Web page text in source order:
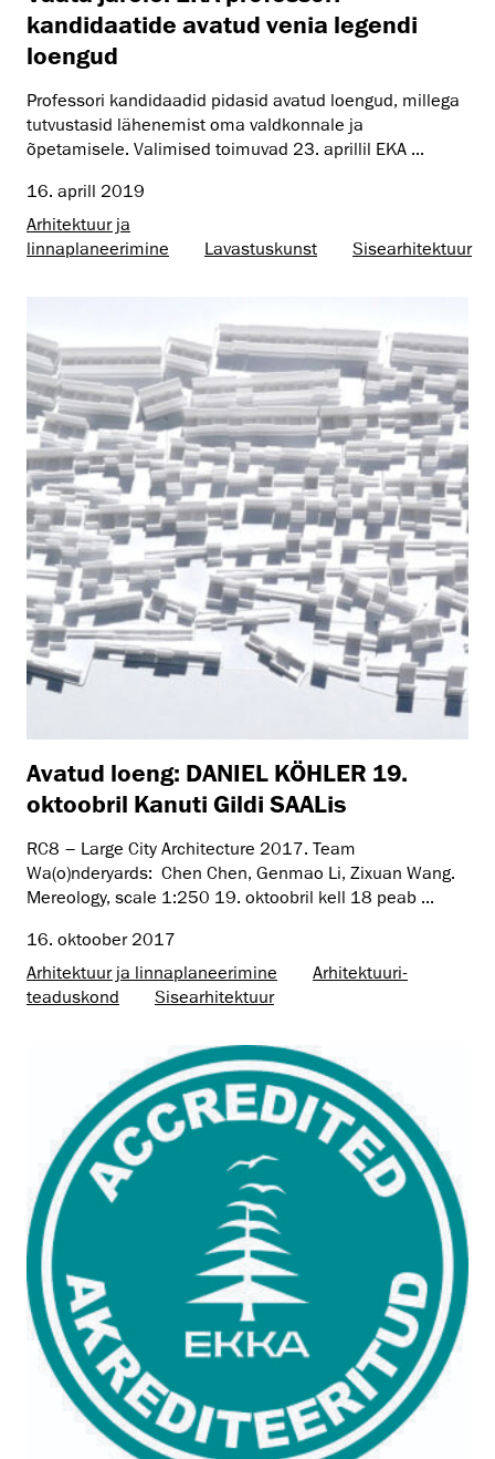
kandidaatide avatud venia legendi
loengud
Professori kandidaadid pidasid avatud loengud, millega
tutvustasid lähenemist oma valdkonnale ja
õpetamisele. Valimised toimuvad 23. aprillil EKA ...
16. aprill 2019
Arhitektuur ja
linnaplaneerimine
Lavastuskunst Sisearhitektuur
Avatud loeng: DANIEL KÖHLER 19.
oktoobril Kanuti Gildi SAALis
RC8 – Large City Architecture 2017. Team
Wa(o)nderyards: Chen Chen, Genmao Li, Zixuan Wang.
Mereology, scale 1:250 19. oktoobril kell 18 peab ...
16. oktoober 2017
Arhitektuur ja linnaplaneerimine
Arhitektuuri­
teaduskond
Sisearhitektuur